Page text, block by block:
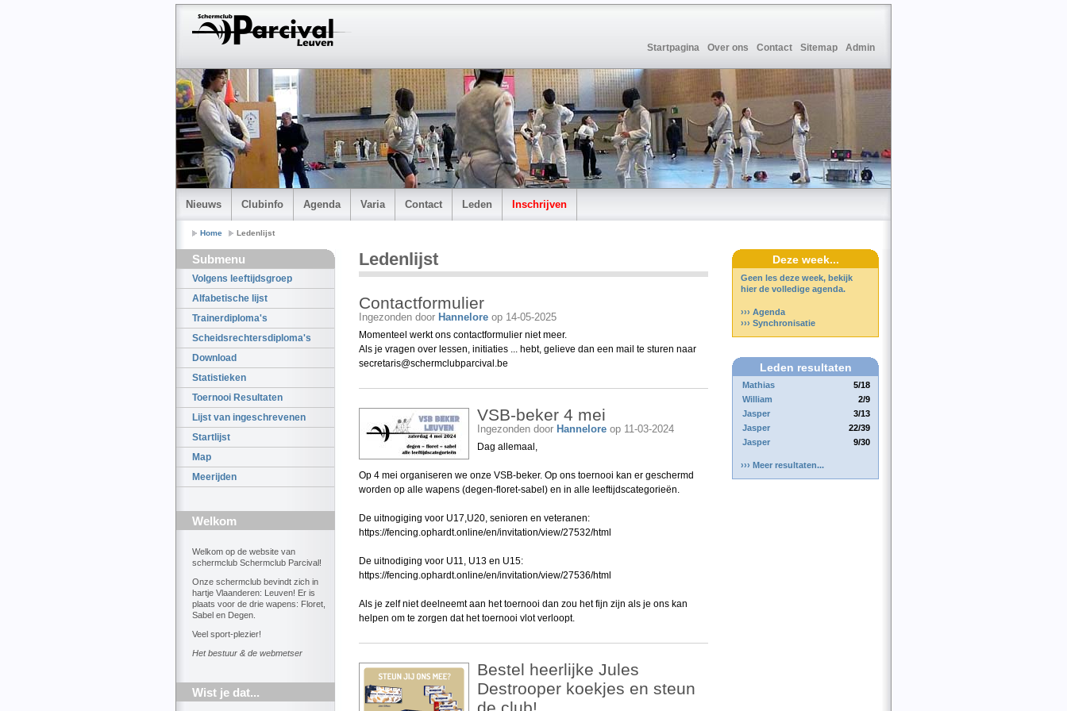
Startpagina Over ons Contact Sitemap Admin
Nieuws Clubinfo Agenda Varia Contact Leden Inschrijven
Home Ledenlijst
Submenu
Volgens leeftijdsgroep
Alfabetische lijst
Trainerdiploma's
Scheidsrechtersdiploma's
Download
Statistieken
Toernooi Resultaten
Lijst van ingeschrevenen
Startlijst
Map
Meerijden
Welkom
Welkom op de website van
schermclub Schermclub Parcival!
Onze schermclub bevindt zich in
hartje Vlaanderen: Leuven! Er is
plaats voor de drie wapens: Floret,
Sabel en Degen.
Veel sport-plezier!
Het bestuur & de webmetser
Wist je dat...
Ledenlijst
Contactformulier
Ingezonden door Hannelore op 14-05-2025
Momenteel werkt ons contactformulier niet meer.
Als je vragen over lessen, initiaties ... hebt, gelieve dan een mail te sturen naar
secretaris@schermclubparcival.be
VSB-beker 4 mei
Ingezonden door Hannelore op 11-03-2024
Dag allemaal,
Op 4 mei organiseren we onze VSB-beker. Op ons toernooi kan er geschermd
worden op alle wapens (degen-floret-sabel) en in alle leeftijdscategorieën.
De uitnogiging voor U17,U20, senioren en veteranen:
https://fencing.ophardt.online/en/invitation/view/27532/html
De uitnodiging voor U11, U13 en U15:
https://fencing.ophardt.online/en/invitation/view/27536/html
Als je zelf niet deelneemt aan het toernooi dan zou het fijn zijn als je ons kan
helpen om te zorgen dat het toernooi vlot verloopt.
Bestel heerlijke Jules
Destrooper koekjes en steun
Deze week...
Geen les deze week, bekijk
hier de volledige agenda.
››› Agenda
››› Synchronisatie
Leden resultaten
5/18
Mathias
2/9
William
3/13
Jasper
22/39
Jasper
9/30
Jasper
››› Meer resultaten...